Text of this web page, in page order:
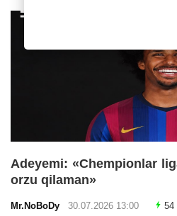
Adeyemi: «Chempionlar
orzu qilaman»
Mr.NoBoDy 30.07.2026 13:00 54